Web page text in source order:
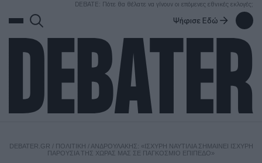
DEBATE: Πότε θα θέλατε να γίνουν οι επόμενες εθνικές εκλογές;
Ψήφισε Εδώ
DEBATER.GR / ΠΟΛΙΤΙΚΗ / ΑΝΔΡΟΥΛΆΚΗΣ: «ΙΣΧΥΡΉ ΝΑΥΤΙΛΊΑ ΣΗΜΑΊΝΕΙ ΙΣΧΥΡΉ
ΠΑΡΟΥΣΊΑ ΤΗΣ ΧΏΡΑΣ ΜΑΣ ΣΕ ΠΑΓΚΌΣΜΙΟ ΕΠΊΠΕΔΟ»